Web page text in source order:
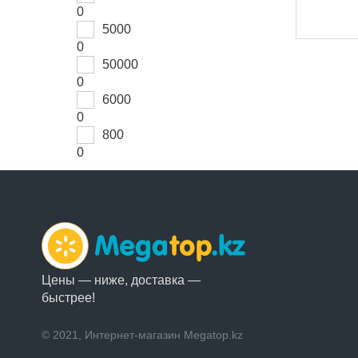
0
5000
0
50000
0
6000
0
800
0
Цены — ниже, доставка —
быстрее!
© 2021, Интернет-магазин Megatop.kz